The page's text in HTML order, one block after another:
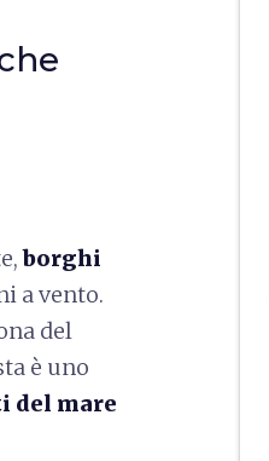
borghi
a vento.
del
è uno
del mare